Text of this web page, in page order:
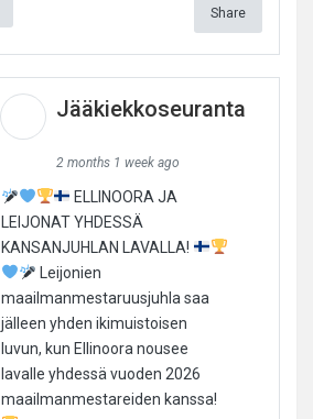
Share
Jääkiekkoseuranta
2 months 1 week ago
ELLINOORA JA
LEIJONAT YHDESSÄ
KANSANJUHLAN LAVALLA!
Leijonien
maailmanmestaruusjuhla saa
jälleen yhden ikimuistoisen
luvun, kun Ellinoora nousee
lavalle yhdessä vuoden 2026
maailmanmestareiden kanssa!